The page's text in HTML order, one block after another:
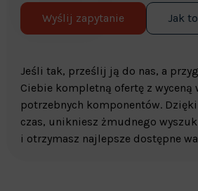
Wyślij zapytanie Jak
Jeśli tak, prześlij ją do nas, a
Ciebie kompletną ofertę z wyceną
potrzebnych komponentów.
czas, unikniesz żmudnego
i otrzymasz najlepsze dostępne